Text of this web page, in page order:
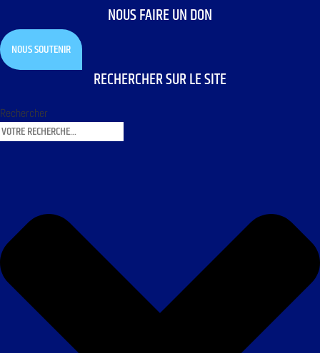
NOUS FAIRE UN DON
NOUS SOUTENIR
RECHERCHER SUR LE SITE
Rechercher